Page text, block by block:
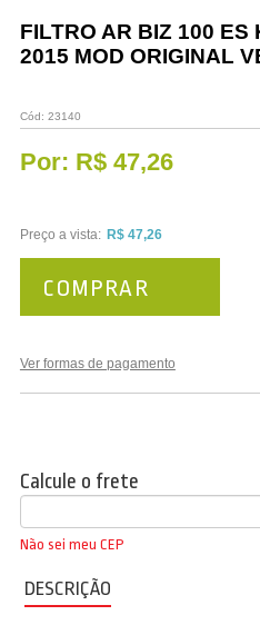
Promoções
FILTRO AR BIZ 100 ES
2015 MOD ORIGINAL
Cód: 23140
Por: R$ 47,26
Preço a vista: R$ 47,26
Ver formas de pagamento
COMPRAR
Calcule o frete
Não sei meu CEP
DESCRIÇÃO